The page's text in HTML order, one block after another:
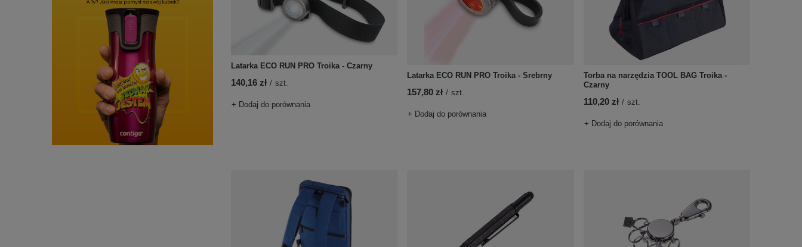
Latarka ECO RUN PRO Troika - Czarny
140,16 zł / szt.
+ Dodaj do porównania
Latarka ECO RUN PRO Troika - Srebrny
157,80 zł / szt.
+ Dodaj do porównania
Torba na narzędzia TOOL BAG Troika -
Czarny
110,20 zł / szt.
+ Dodaj do porównania